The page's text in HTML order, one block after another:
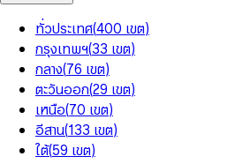
ทั่วประเทศ(400 เขต)
กรุงเทพฯ(33 เขต)
กลาง(76 เขต)
ตะวันออก(29 เขต)
เหนือ(70 เขต)
อีสาน(133 เขต)
ใต้(59 เขต)